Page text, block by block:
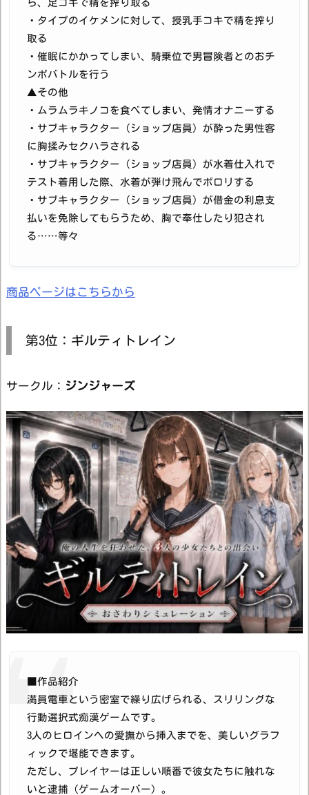
ら、足コキで精を搾り取る
・タイプのイケメンに対して、授乳手コキで精を搾り
取る
・催眠にかかってしまい、騎乗位で男冒険者とのおチ
ンポバトルを行う
▲その他
・ムラムラキノコを食べてしまい、発情オナニーする
・サブキャラクター（ショップ店員）が酔った男性客
に胸揉みセクハラされる
・サブキャラクター（ショップ店員）が水着仕入れで
テスト着用した際、水着が弾け飛んでポロリする
・サブキャラクター（ショップ店員）が借金の利息支
払いを免除してもらうため、胸で奉仕したり犯され
る……等々
商品ページはこちらから
第3位：ギルティトレイン
サークル： ジンジャーズ
■作品紹介
満員電車という密室で繰り広げられる、スリリングな
行動選択式痴漢ゲームです。
3人のヒロインへの愛撫から挿入までを、美しいグラフ
ィックで堪能できます。
ただし、プレイヤーは正しい順番で彼女たちに触れな
いと逮捕（ゲームオーバー）。